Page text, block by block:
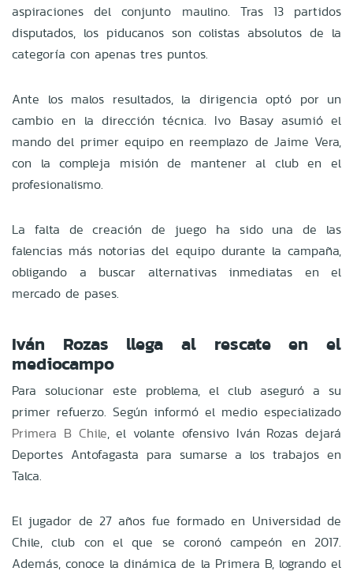
aspiraciones del conjunto maulino. Tras 13 partidos
disputados, los piducanos son colistas absolutos de la
categoría con apenas tres puntos.
Ante los malos resultados, la dirigencia optó por un
cambio en la dirección técnica. Ivo Basay asumió el
mando del primer equipo en reemplazo de Jaime Vera,
con la compleja misión de mantener al club en el
profesionalismo.
La falta de creación de juego ha sido una de las
falencias más notorias del equipo durante la campaña,
obligando a buscar alternativas inmediatas en el
mercado de pases.
Iván Rozas llega al rescate en el
mediocampo
Para solucionar este problema, el club aseguró a su
primer refuerzo. Según informó el medio especializado
Primera B Chile, el volante ofensivo Iván Rozas dejará
Deportes Antofagasta para sumarse a los trabajos en
Talca.
El jugador de 27 años fue formado en Universidad de
Chile, club con el que se coronó campeón en 2017.
Además, conoce la dinámica de la Primera B, logrando el